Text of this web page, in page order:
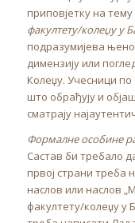
приповјетку на тему
факултету/колеџу у
подразумијева
димензију или
Колеџу. Учесници
што обрађују и
сматрају
Формалне особине
Састав би требало
првој страни треба
наслов или наслов
факултету/колеџу у